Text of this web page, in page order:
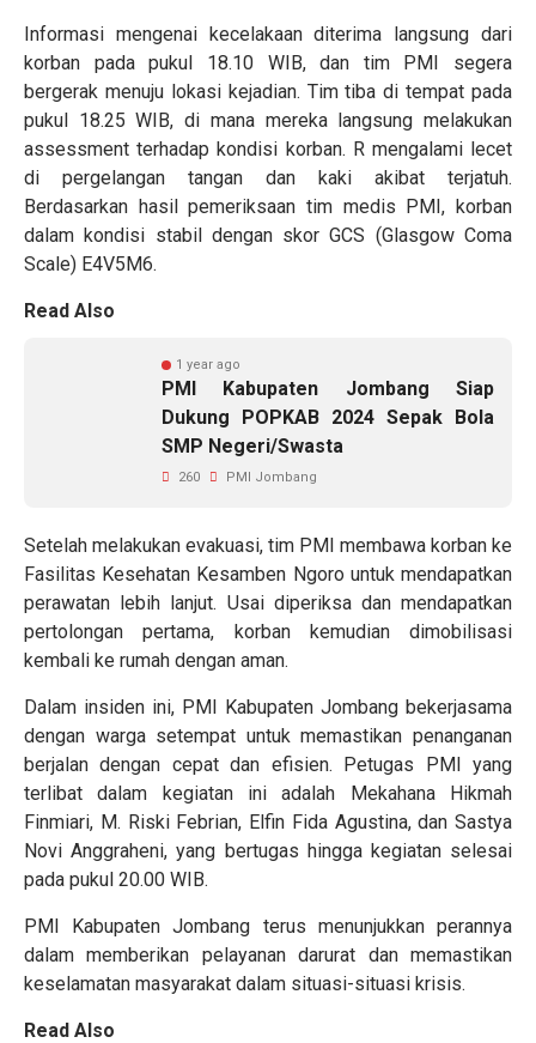
Informasi mengenai kecelakaan diterima langsung dari
korban pada pukul 18.10 WIB, dan tim PMI segera
bergerak menuju lokasi kejadian. Tim tiba di tempat pada
pukul 18.25 WIB, di mana mereka langsung melakukan
assessment terhadap kondisi korban. R mengalami lecet
di pergelangan tangan dan kaki akibat terjatuh.
Berdasarkan hasil pemeriksaan tim medis PMI, korban
dalam kondisi stabil dengan skor GCS (Glasgow Coma
Scale) E4V5M6.
Read Also
1 year ago
PMI Kabupaten Jombang Siap
Dukung POPKAB 2024 Sepak Bola
SMP Negeri/Swasta
260 PMI Jombang
Setelah melakukan evakuasi, tim PMI membawa korban ke
Fasilitas Kesehatan Kesamben Ngoro untuk mendapatkan
perawatan lebih lanjut. Usai diperiksa dan mendapatkan
pertolongan pertama, korban kemudian dimobilisasi
kembali ke rumah dengan aman.
Dalam insiden ini, PMI Kabupaten Jombang bekerjasama
dengan warga setempat untuk memastikan penanganan
berjalan dengan cepat dan efisien. Petugas PMI yang
terlibat dalam kegiatan ini adalah Mekahana Hikmah
Finmiari, M. Riski Febrian, Elfin Fida Agustina, dan Sastya
Novi Anggraheni, yang bertugas hingga kegiatan selesai
pada pukul 20.00 WIB.
PMI Kabupaten Jombang terus menunjukkan perannya
dalam memberikan pelayanan darurat dan memastikan
keselamatan masyarakat dalam situasi-situasi krisis.
Read Also